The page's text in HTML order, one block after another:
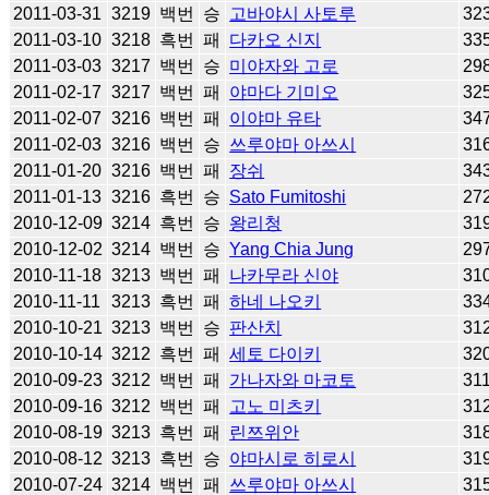
2011-03-31 3219 백번 승 고바야시 사토루
2011-03-10 3218 흑번 패 다카오 신지
2011-03-03 3217 백번 승 미야자와 고로
2011-02-17 3217 백번 패 야마다 기미오
2011-02-07 3216 백번 패 이야마 유타
2011-02-03 3216 백번 승 쓰루야마 아쓰시
2011-01-20 3216 백번 패 장쉬
2011-01-13 3216 흑번 승 Sato Fumitoshi
2010-12-09 3214 흑번 승 왕리청
2010-12-02 3214 백번 승 Yang Chia Jung
2010-11-18 3213 백번 패 나카무라 신야
2010-11-11
3213 흑번 패 하네 나오키
2010-10-21 3213 백번 승 판산치
2010-10-14 3212 흑번 패 세토 다이키
2010-09-23 3212 백번 패 가나자와 마코토
2010-09-16 3212 백번 패 고노 미츠키
2010-08-19 3213 흑번 패 린쯔위안
2010-08-12 3213 흑번 승 야마시로 히로시
2010-07-24 3214 백번 패 쓰루야마 아쓰시